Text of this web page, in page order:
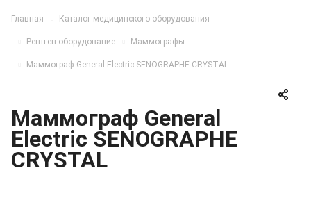
Главная Каталог медицинского оборудования
Рентген оборудование Маммографы
Маммограф General Electric SENOGRAPHE CRYSTAL
Маммограф General
Electric SENOGRAPHE
CRYSTAL